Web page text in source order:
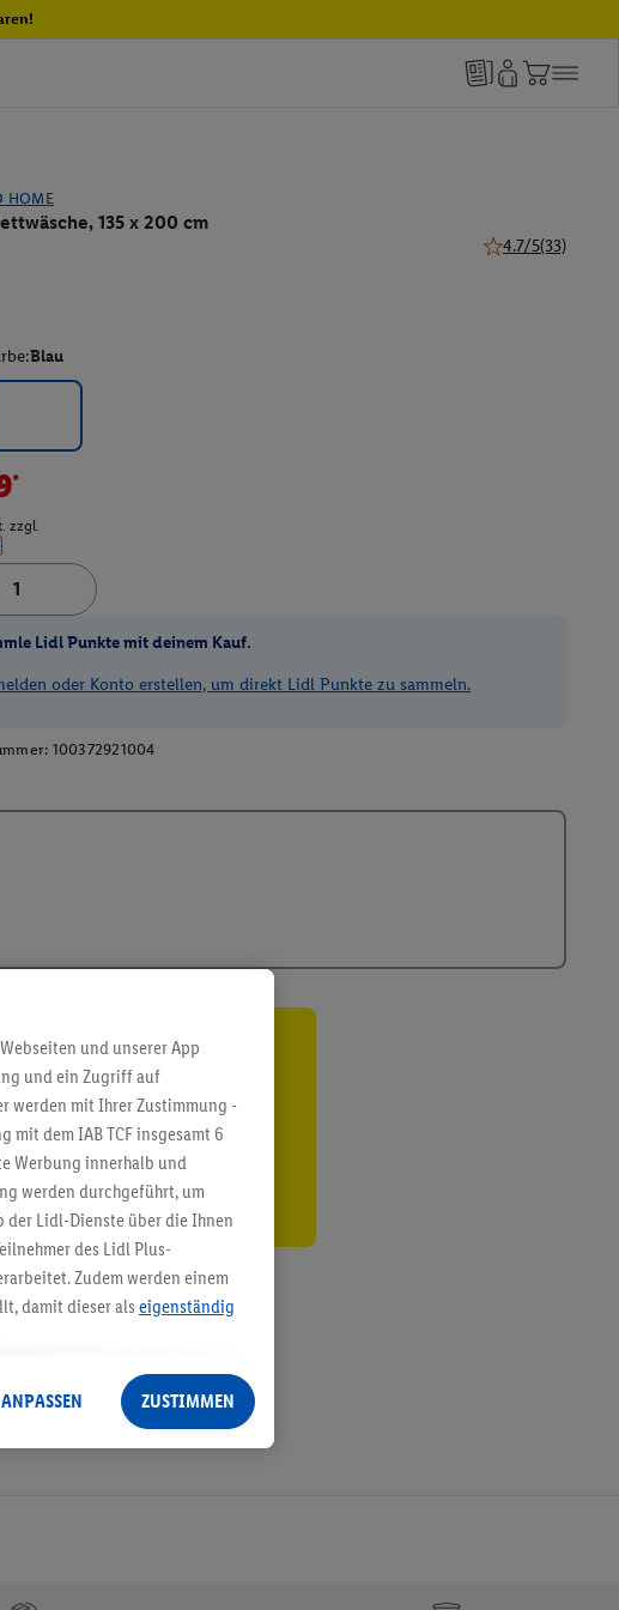
HOME
135 x 200 cm
4.7/5(33)
Blau
zzgl.
Lidl Punkte mit deinem Kauf.
oder Konto erstellen, um direkt Lidl Punkte zu sammeln.
100372921004
anmelden
und unserer App
und ein Zugriff auf
werden mit Ihrer Zustimmung -
mit dem IAB TCF insgesamt 6
Werbung innerhalb und
werden durchgeführt, um
der Lidl-Dienste über die Ihnen
des Lidl Plus-
Zudem werden einem
damit dieser als eigenständig
der Lidl-Dienste, Ihr
Geschlecht - sowie Ihre
dem Speichern von
sowie zur technischen
ANPASSEN ZUSTIMMEN